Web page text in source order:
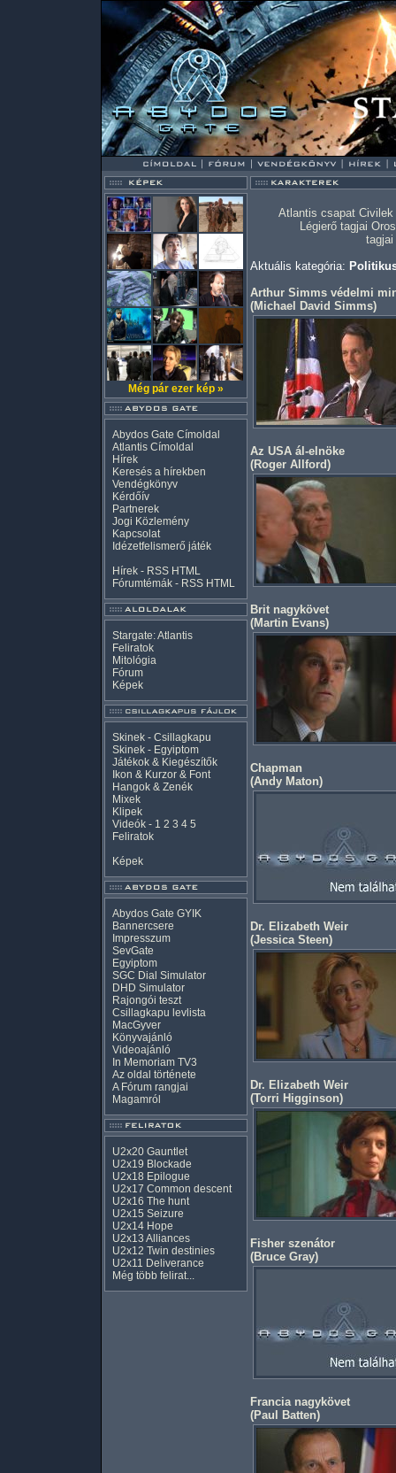
Még pár ezer kép »
Abydos Gate Címoldal
Atlantis Címoldal
Hírek
Keresés a hírekben
Vendégkönyv
Kérdőív
Partnerek
Jogi Közlemény
Kapcsolat
Idézetfelismerő játék
Hírek - RSS HTML
Fórumtémák - RSS HTML
Stargate: Atlantis
Feliratok
Mitológia
Fórum
Képek
Skinek - Csillagkapu
Skinek - Egyiptom
Játékok & Kiegészítők
Ikon & Kurzor & Font
Hangok & Zenék
Mixek
Klipek
Videók - 1 2 3 4 5
Feliratok
Képek
Abydos Gate GYIK
Bannercsere
Impresszum
SevGate
Egyiptom
SGC Dial Simulator
DHD Simulator
Rajongói teszt
Csillagkapu levlista
MacGyver
Könyvajánló
Videoajánló
In Memoriam TV3
Az oldal története
A Fórum rangjai
Magamról
U2x20 Gauntlet
U2x19 Blockade
U2x18 Epilogue
U2x17 Common descent
U2x16 The hunt
U2x15 Seizure
U2x14 Hope
U2x13 Alliances
U2x12 Twin destinies
U2x11 Deliverance
Még több felirat...
Atlantis csapat Civilek
Légierő tagjai
tagjai
Aktuális kategória:
Arthur Simms védelmi
(Michael David Simms)
Az USA ál-elnöke
(Roger Allford)
Brit nagykövet
(Martin Evans)
Chapman
(Andy Maton)
Dr. Elizabeth Weir
(Jessica Steen)
Dr. Elizabeth Weir
(Torri Higginson)
Fisher szenátor
(Bruce Gray)
Francia nagykövet
(Paul Batten)